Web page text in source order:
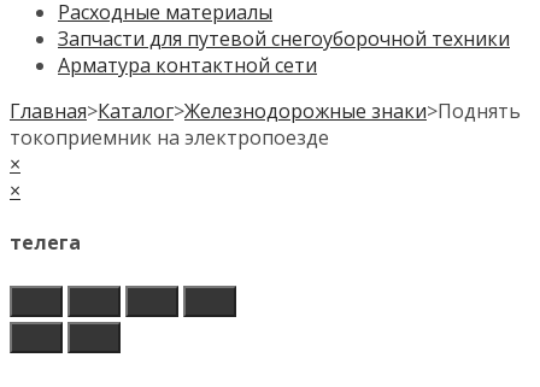
Расходные материалы
Запчасти для путевой снегоуборочной техники
Арматура контактной сети
Главная>Каталог>Железнодорожные знаки>Поднять
токоприемник на электропоезде
×
×
телега